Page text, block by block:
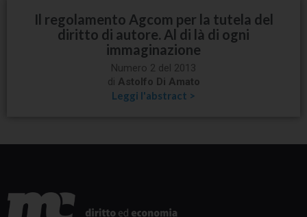
Il regolamento Agcom per la tutela del
diritto di autore. Al di là di ogni
immaginazione
Numero 2 del 2013
di Astolfo Di Amato
Leggi l'abstract >